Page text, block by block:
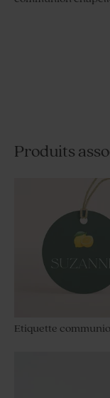
Etiquette
Produits
Etiquette